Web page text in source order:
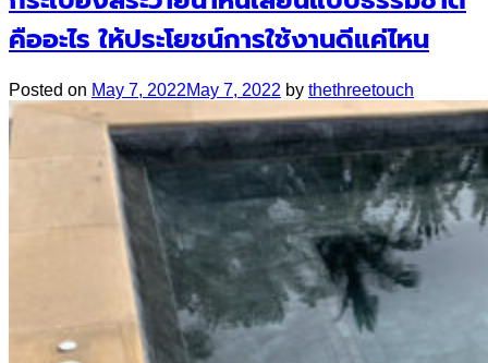
คืออะไร ให้ประโยชน์การใช้งานดีแค่ไหน
Posted on May 7, 2022May 7, 2022 by thethreetouch